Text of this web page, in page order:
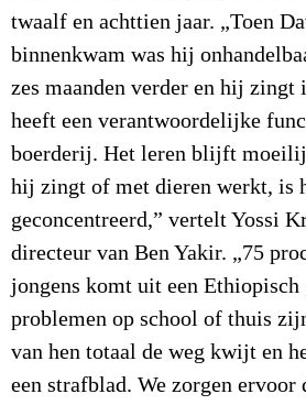
twaalf en achttien jaar. „Toen
binnenkwam was hij
zes maanden verder en hij zingt
heeft een verantwoordelijke
boerderij. Het leren blijft
hij zingt of met dieren werkt, is
geconcentreerd,” vertelt Yossi
directeur van Ben Yakir. „75
jongens komt uit een Ethiopisch
problemen op school of thuis
van hen totaal de weg kwijt en
een strafblad. We zorgen ervoor